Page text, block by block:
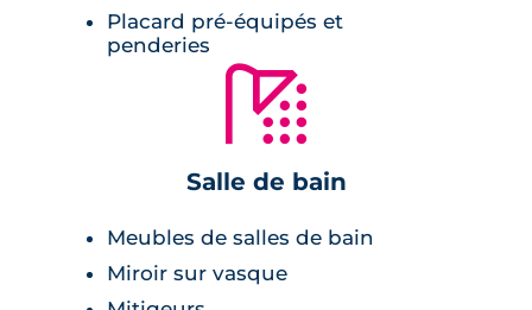
Placard pré-équipés et
penderies
🚿
Salle de bain
Meubles de salles de bain
Miroir sur vasque